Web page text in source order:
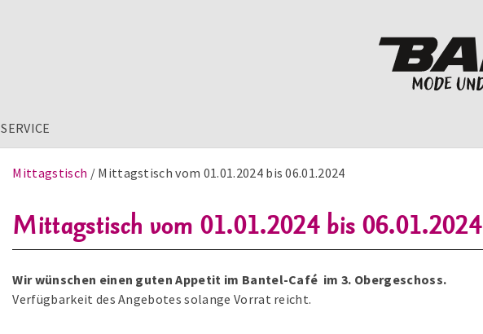
SERVICE
Mittagstisch Mittagstisch vom 01.01.2024 bis 06.01.2024
Mittagstisch vom 01.01.2024 bis 06.01.2024
Wir wünschen einen guten Appetit im Bantel-Café im 3. Obergeschoss.
Verfügbarkeit des Angebotes solange Vorrat reicht.